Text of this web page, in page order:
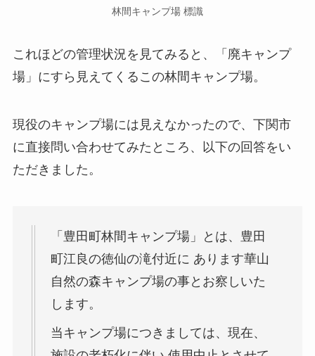
林間キャンプ場 標識
これほどの管理状況を見てみると、「廃キャンプ
場」にすら見えてくるこの林間キャンプ場。
現役のキャンプ場には見えなかったので、下関市
に直接問い合わせてみたところ、以下の回答をい
ただきました。
「豊田町林間キャンプ場」とは、豊田
町江良の徳仙の滝付近に あります華山
自然の森キャンプ場の事とお察しいた
します。
当キャンプ場につきましては、現在、